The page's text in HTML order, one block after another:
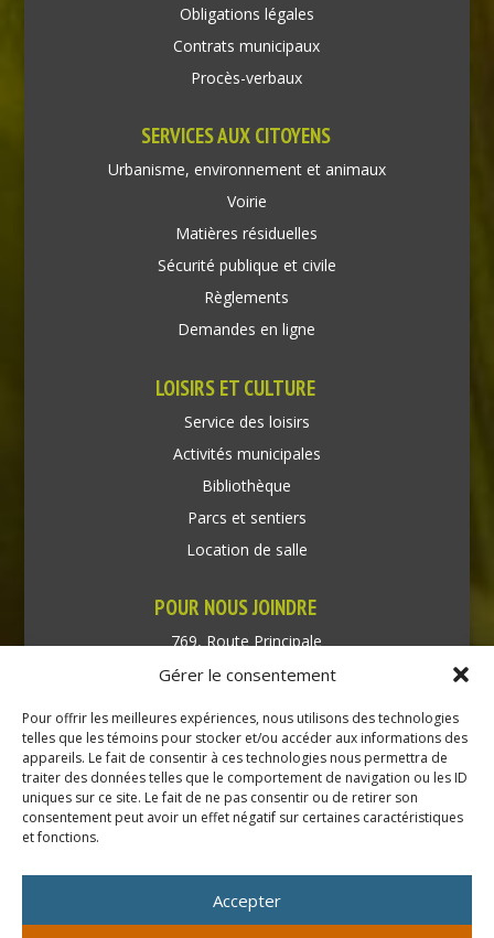
Gérer le consentement
Pour offrir les meilleures expériences, nous utilisons des technologies
telles que les témoins pour stocker et/ou accéder aux informations des
appareils. Le fait de consentir à ces technologies nous permettra de
traiter des données telles que le comportement de navigation ou les ID
uniques sur ce site. Le fait de ne pas consentir ou de retirer son
consentement peut avoir un effet négatif sur certaines caractéristiques
et fonctions.
Accepter
Obligations légales
Contrats municipaux
Procès-verbaux
SERVICES AUX CITOYENS
Urbanisme, environnement et animaux
Voirie
Matières résiduelles
Sécurité publique et civile
Règlements
Demandes en ligne
LOISIRS ET CULTURE
Service des loisirs
Activités municipales
Bibliothèque
Parcs et sentiers
Location de salle
POUR NOUS JOINDRE
769, Route Principale
Très-Saint-Rédempteur
Téléphone : (450) 451-5203
Direction générale :
dir@tressaintredempteur.ca